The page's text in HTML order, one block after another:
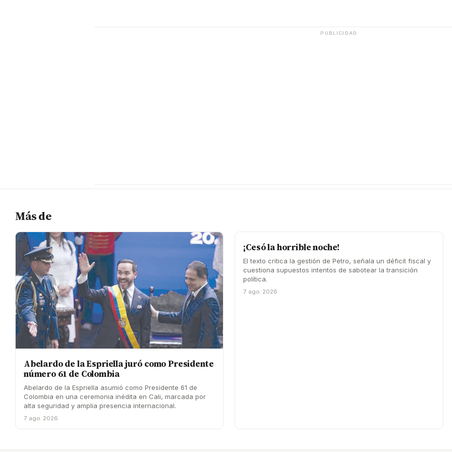
PUBLICIDAD
Más de
Abelardo de la Espriella juró como Presidente
número 61 de Colombia
Abelardo de la Espriella asumió como Presidente 61 de
Colombia en una ceremonia inédita en Cali, marcada por
alta seguridad y amplia presencia internacional.
7 ago. 2026
¡Cesó la horrible noche!
El texto critica la gestión de Petro, señala un déficit fiscal y
cuestiona supuestos intentos de sabotear la transición
política.
7 ago. 2026